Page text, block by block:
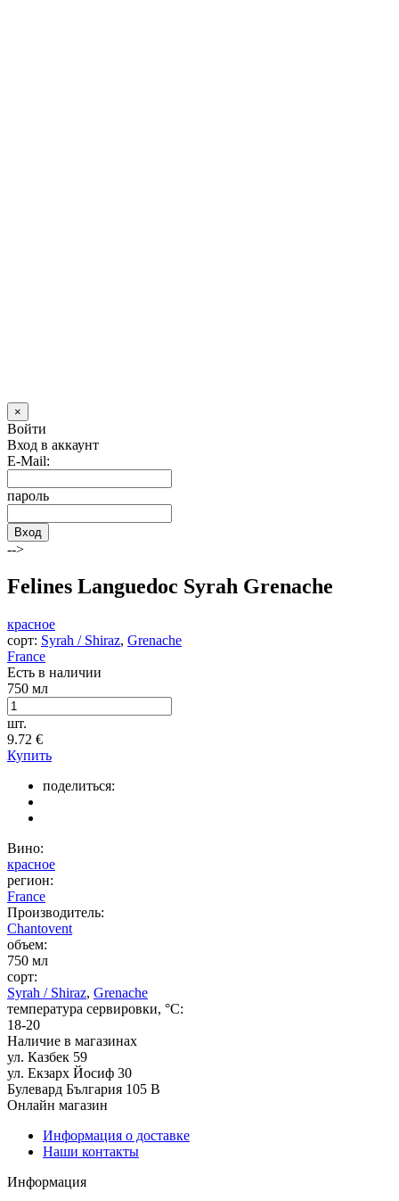
×
Войти
Вход в аккаунт
E-Mail:
пароль
Вход
-->
Felines Languedoc Syrah Grenache
красное
сорт: Syrah / Shiraz, Grenache
France
Есть в наличии
750 мл
шт.
9.72 €
Купить
поделиться:
Вино:
красное
регион:
France
Производитель:
Chantovent
объем:
750 мл
сорт:
Syrah / Shiraz, Grenache
температура сервировки, °C:
18-20
Наличие в магазинах
ул. Казбек 59
ул. Екзарх Йосиф 30
Булевард България 105 В
Онлайн магазин
Информация о доставке
Наши контакты
Информация